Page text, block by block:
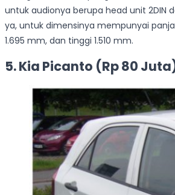
untuk audionya berupa head unit 2DIN
ya, untuk dimensinya mempunyai
1.695 mm, dan tinggi 1.510 mm.
5. Kia Picanto (Rp 80